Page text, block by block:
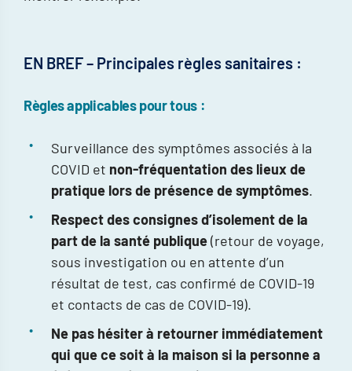
EN BREF – Principales règles sanitaires :
Règles applicables pour tous :
Surveillance des symptômes associés à la
COVID et non-fréquentation des lieux de
pratique lors de présence de symptômes.
Respect des consignes d’isolementde la
part de la santé publique(retour de voyage,
sous investigation ou en attente d’un
résultat de test, cas confirmé de COVID-19
et contacts de cas de COVID-19).
Ne pas hésiter à retourner immédiatement
qui que ce soit à la maison si la personne a